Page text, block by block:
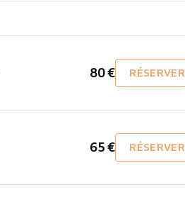
80 € RÉSERVER
65 € RÉSERVER